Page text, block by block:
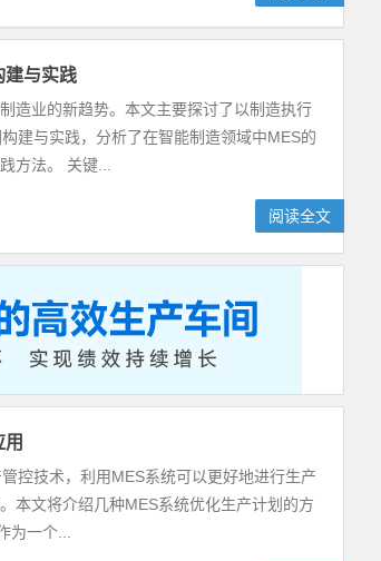
建与实践
造业的新趋势。本文主要探讨了以制造执行
建与实践，分析了在智能制造领域中MES的
方法。 关键...
阅读全文
控技术，利用MES系统可以更好地进行生产
本文将介绍几种MES系统优化生产计划的方
为一个...